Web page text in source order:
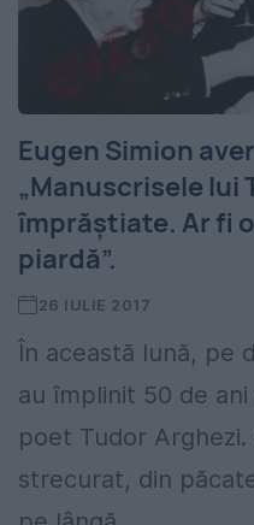
Eugen Simion
„Manuscrisele lui
împrăștiate. Ar fi
piardă”.
26 IULIE 2017
În această lună, pe
au împlinit 50 de
poet Tudor
strecurat, din